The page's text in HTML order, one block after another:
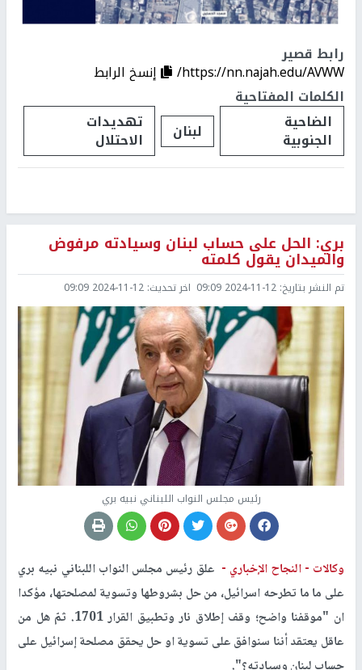
رابط قصير
https://nn.najah.edu/AVWW/
إنسخ الرابط
الكلمات المفتاحية
الضاحية
الجنوبية لبنان تهديدات
الاحتلال
بري: الحل على حساب لبنان وسيادته مرفوض
والميدان يقول كلمته
تم النشر بتاريخ: 2024-11-12 09:09 اخر تحديث: 2024-11-12 09:09
رئيس مجلس النواب اللبناني نبيه بري
وكالات -النجاح الإخباري - علق رئيس مجلس النواب اللبناني نبيه بري
على ما ما تطرحه اسرائيل، من حل بشروطها وتسوية لمصلحتها، مؤكدا
ان "موقفنا واضح؛ وقف إطلاق نار وتطبيق القرار 1701. ثمّ هل من
عاقل يعتقد أننا سنوافق على تسوية او حل يحقق مصلحة إسرائيل على